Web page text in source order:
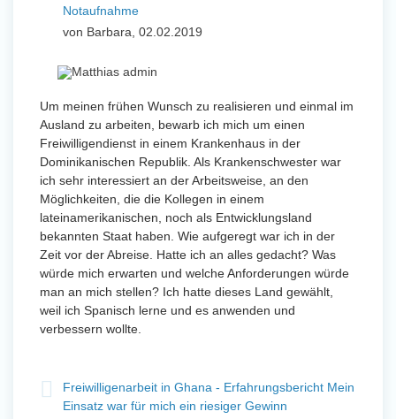
Notaufnahme
von Barbara, 02.02.2019
Um meinen frühen Wunsch zu realisieren und einmal im
Ausland zu arbeiten, bewarb ich mich um einen
Freiwilligendienst in einem Krankenhaus in der
Dominikanischen Republik. Als Krankenschwester war
ich sehr interessiert an der Arbeitsweise, an den
Möglichkeiten, die die Kollegen in einem
lateinamerikanischen, noch als Entwicklungsland
bekannten Staat haben. Wie aufgeregt war ich in der
Zeit vor der Abreise. Hatte ich an alles gedacht? Was
würde mich erwarten und welche Anforderungen würde
man an mich stellen? Ich hatte dieses Land gewählt,
weil ich Spanisch lerne und es anwenden und
verbessern wollte.
Freiwilligenarbeit in Ghana - Erfahrungsbericht Mein
Einsatz war für mich ein riesiger Gewinn